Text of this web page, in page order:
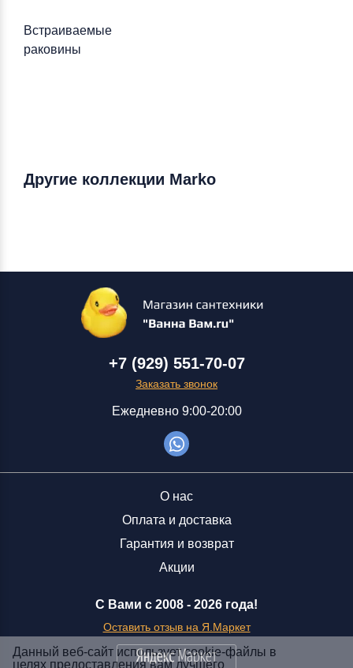
Встраиваемые
раковины
Другие коллекции Marko
+7 (929) 551-70-07
Заказать звонок
Ежедневно 9:00-20:00
С Вами с 2008 - 2026 года!
Оставить отзыв на Я.Маркет
О нас
Оплата и доставка
Гарантия и возврат
Акции
Данный веб-сайт использует cookie-файлы в
целях предоставления вам лучшего